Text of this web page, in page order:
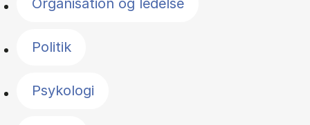
Organisation og ledelse
Politik
Psykologi